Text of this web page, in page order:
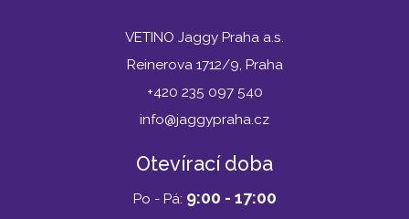
VETINO Jaggy Praha a.s.
Reinerova 1712/9, Praha
+420 235 097 540
info@jaggypraha.cz
Otevírací doba
Po - Pá: 9:00 - 17:00